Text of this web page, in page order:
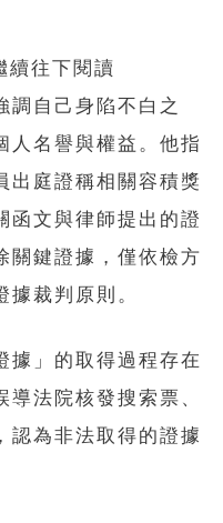
續往下閱讀
調自己身陷不白之
人名譽與權益。他指
出庭證稱相關容積獎
函文與律師提出的證
關鍵證據，僅依檢方
裁判原則。
據」的取得過程存在
法院核發搜索票、
認為非法取得的證據